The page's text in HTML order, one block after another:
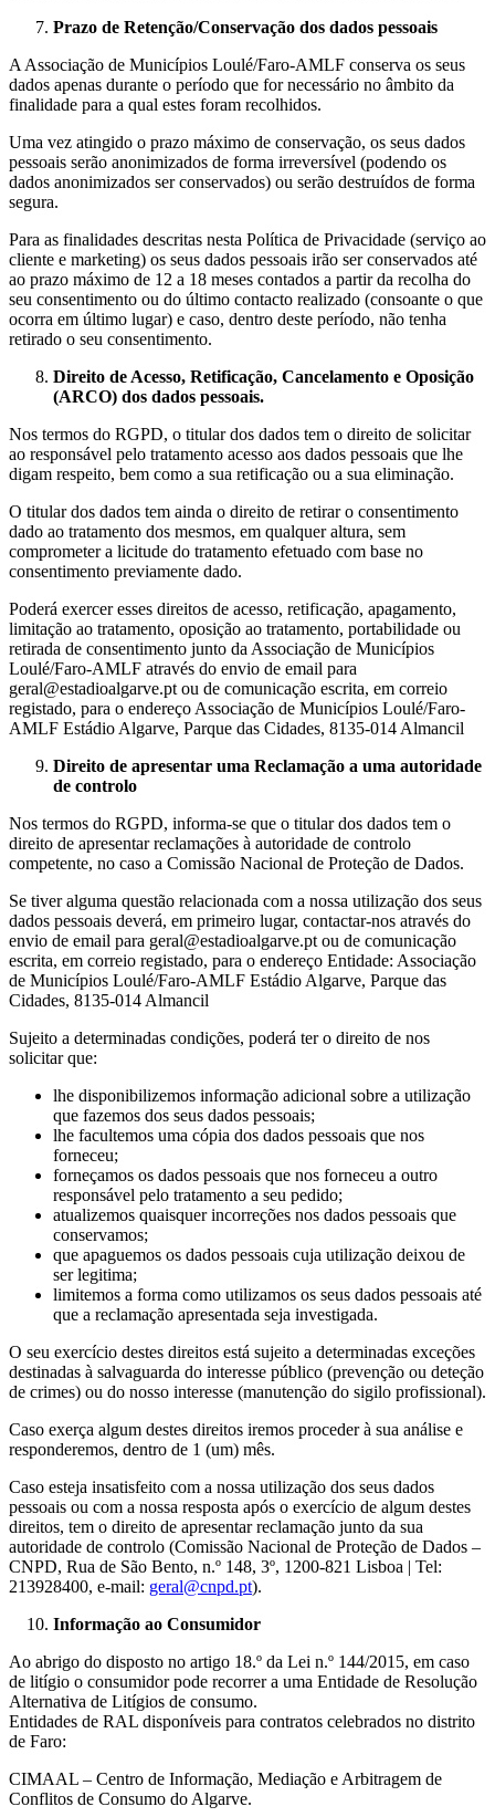
Prazo de Retenção/Conservação dos dados pessoais
A Associação de Municípios Loulé/Faro-AMLF conserva os seus
dados apenas durante o período que for necessário no âmbito da
finalidade para a qual estes foram recolhidos.
Uma vez atingido o prazo máximo de conservação, os seus dados
pessoais serão anonimizados de forma irreversível (podendo os
dados anonimizados ser conservados) ou serão destruídos de forma
segura.
Para as finalidades descritas nesta Política de Privacidade (serviço ao
cliente e marketing) os seus dados pessoais irão ser conservados até
ao prazo máximo de 12 a 18 meses contados a partir da recolha do
seu consentimento ou do último contacto realizado (consoante o que
ocorra em último lugar) e caso, dentro deste período, não tenha
retirado o seu consentimento.
Direito de Acesso, Retificação, Cancelamento e Oposição
(ARCO) dos dados pessoais.
Nos termos do RGPD, o titular dos dados tem o direito de solicitar
ao responsável pelo tratamento acesso aos dados pessoais que lhe
digam respeito, bem como a sua retificação ou a sua eliminação.
O titular dos dados tem ainda o direito de retirar o consentimento
dado ao tratamento dos mesmos, em qualquer altura, sem
comprometer a licitude do tratamento efetuado com base no
consentimento previamente dado.
Poderá exercer esses direitos de acesso, retificação, apagamento,
limitação ao tratamento, oposição ao tratamento, portabilidade ou
retirada de consentimento junto da Associação de Municípios
Loulé/Faro-AMLF através do envio de email para
geral@estadioalgarve.pt ou de comunicação escrita, em correio
registado, para o endereço Associação de Municípios Loulé/Faro-
AMLF Estádio Algarve, Parque das Cidades, 8135-014 Almancil
Direito de apresentar uma Reclamação a uma autoridade
de controlo
Nos termos do RGPD, informa-se que o titular dos dados tem o
direito de apresentar reclamações à autoridade de controlo
competente, no caso a Comissão Nacional de Proteção de Dados.
Se tiver alguma questão relacionada com a nossa utilização dos seus
dados pessoais deverá, em primeiro lugar, contactar-nos através do
envio de email para geral@estadioalgarve.pt ou de comunicação
escrita, em correio registado, para o endereço Entidade: Associação
de Municípios Loulé/Faro-AMLF Estádio Algarve, Parque das
Cidades, 8135-014 Almancil
Sujeito a determinadas condições, poderá ter o direito de nos
solicitar que:
lhe disponibilizemos informação adicional sobre a utilização
que fazemos dos seus dados pessoais;
lhe facultemos uma cópia dos dados pessoais que nos
forneceu;
forneçamos os dados pessoais que nos forneceu a outro
responsável pelo tratamento a seu pedido;
atualizemos quaisquer incorreções nos dados pessoais que
conservamos;
que apaguemos os dados pessoais cuja utilização deixou de
ser legitima;
limitemos a forma como utilizamos os seus dados pessoais até
que a reclamação apresentada seja investigada.
O seu exercício destes direitos está sujeito a determinadas exceções
destinadas à salvaguarda do interesse público (prevenção ou deteção
de crimes) ou do nosso interesse (manutenção do sigilo profissional).
Caso exerça algum destes direitos iremos proceder à sua análise e
responderemos, dentro de 1 (um) mês.
Caso esteja insatisfeito com a nossa utilização dos seus dados
pessoais ou com a nossa resposta após o exercício de algum destes
direitos, tem o direito de apresentar reclamação junto da sua
autoridade de controlo (Comissão Nacional de Proteção de Dados –
CNPD, Rua de São Bento, n.º 148, 3º, 1200-821 Lisboa | Tel:
213928400, e-mail: geral@cnpd.pt).
Informação ao Consumidor
Ao abrigo do disposto no artigo 18.º da Lei n.º 144/2015, em caso
de litígio o consumidor pode recorrer a uma Entidade de Resolução
Alternativa de Litígios de consumo.
Entidades de RAL disponíveis para contratos celebrados no distrito
de Faro:
CIMAAL – Centro de Informação, Mediação e Arbitragem de
Conflitos de Consumo do Algarve.